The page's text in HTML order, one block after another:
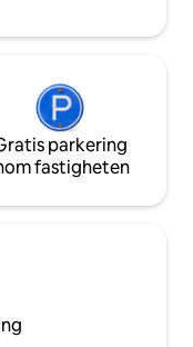
parkering
fastigheten